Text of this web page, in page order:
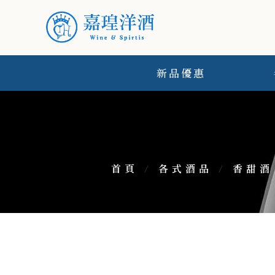
新品優惠
首頁 / 各式酒品 / 香甜酒